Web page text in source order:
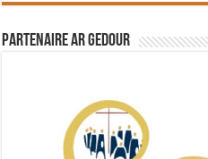
Partenaire Ar Gedour